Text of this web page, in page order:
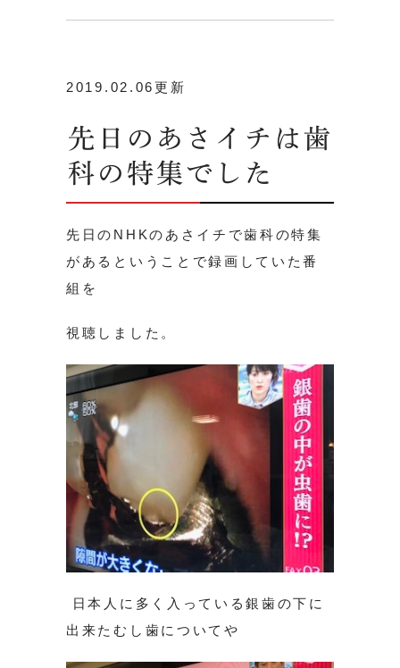
2019.02.06更新
先日のあさイチは歯
科の特集でした
先日のNHKのあさイチで歯科の特集
があるということで録画していた番
組を
視聴しました。
日本人に多く入っている銀歯の下に
出来たむし歯についてや